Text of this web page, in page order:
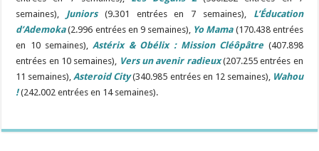
semaines), Juniors(9.301 entrées en 7 semaines), L’Éducation
d’Ademoka(2.996 entrées en 9 semaines), Yo Mama (170.438 entrées
en 10 semaines),Astérix & Obélix : Mission Cléôpâtre (407.898
entrées en 10 semaines),
Vers un avenir radieux(207.255 entrées en
11 semaines), Asteroid City(340.985 entrées en 12 semaines), Wahou
!(242.002 entrées en 14 semaines).